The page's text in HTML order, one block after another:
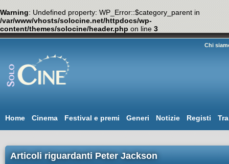
Warning: Undefined property: WP_Error::$category_parent in
/var/www/vhosts/solocine.net/httpdocs/wp-
content/themes/solocine/header.php on line 3
Chi
Home Cinema Festival e premi Generi Notizie Registi
Articoli riguardanti Peter Jackson